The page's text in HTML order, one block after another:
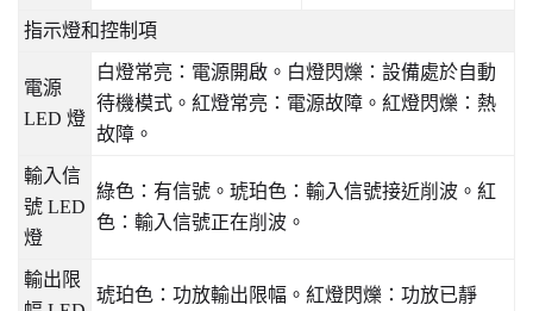
指示燈和控制項
電源
LED 燈
白燈常亮：電源開啟。白燈閃爍：設備處於自動
待機模式。紅燈常亮：電源故障。紅燈閃爍：熱
故障。
輸入信
號 LED
燈
綠色：有信號。琥珀色：輸入信號接近削波。紅
色：輸入信號正在削波。
輸出限
琥珀色：功放輸出限幅。紅燈閃爍：功放已靜